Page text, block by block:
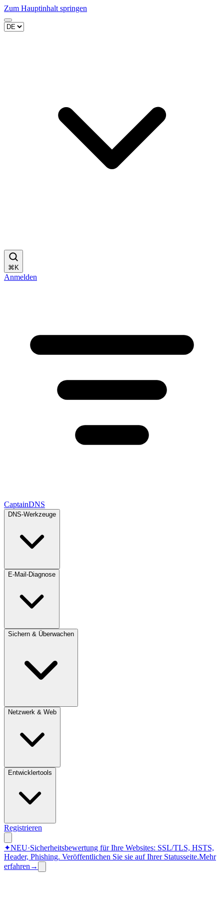
Zum Hauptinhalt springen
⌘ K
Anmelden
CaptainDNS
DNS-Werkzeuge
E-Mail-Diagnose
Sichern & Überwachen
Netzwerk & Web
Entwicklertools
Registrieren
✦NEU·Sicherheitsbewertung für Ihre Websites: SSL/TLS, HSTS,
Header, Phishing. Veröffentlichen Sie sie auf Ihrer Statusseite.Mehr
erfahren →